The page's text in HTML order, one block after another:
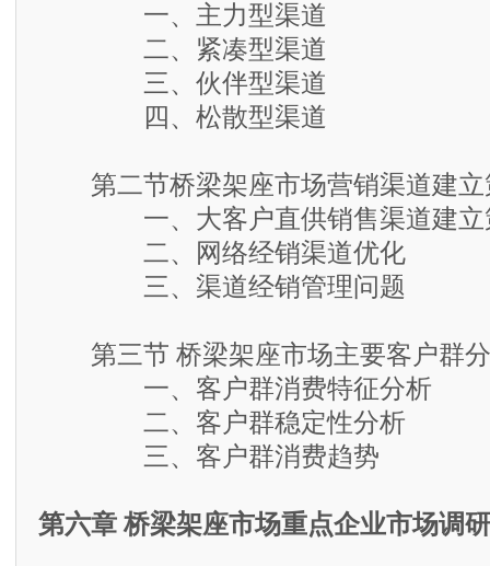
一、主力型渠道
二、紧凑型渠道
三、伙伴型渠道
四、松散型渠道
第二节桥梁架座市场营销渠道建立
一、大客户直供销售渠道建立
二、网络经销渠道优化
三、渠道经销管理问题
第三节 桥梁架座市场主要客户群
一、客户群消费特征分析
二、客户群稳定性分析
三、客户群消费趋势
第六章 桥梁架座市场重点企业市场调研